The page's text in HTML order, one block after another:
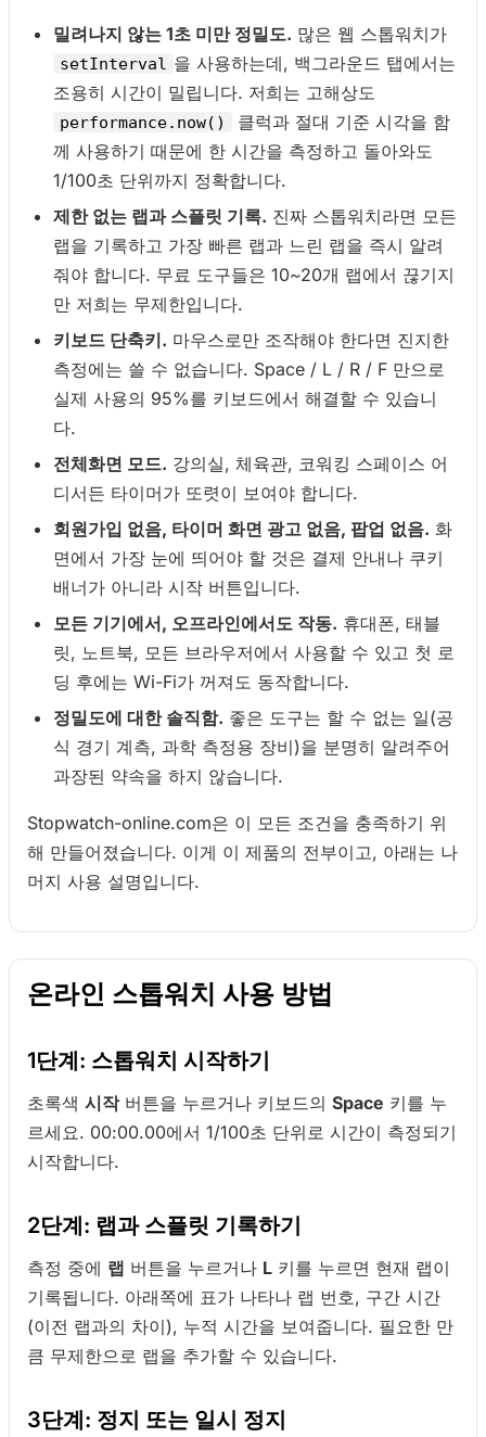
밀려나지 않는 1초 미만 정밀도. 많은 웹 스톱워치가
setInterval 을 사용하는데, 백그라운드 탭에서는
조용히 시간이 밀립니다. 저희는 고해상도
performance.now()
클럭과 절대 기준 시각을 함
께 사용하기 때문에 한 시간을 측정하고 돌아와도
1/100초 단위까지 정확합니다.
제한 없는 랩과 스플릿 기록. 진짜 스톱워치라면 모든
랩을 기록하고 가장 빠른 랩과 느린 랩을 즉시 알려
줘야 합니다. 무료 도구들은 10~20개 랩에서 끊기지
만 저희는 무제한입니다.
키보드 단축키. 마우스로만 조작해야 한다면 진지한
측정에는 쓸 수 없습니다. Space / L / R / F 만으로
실제 사용의 95%를 키보드에서 해결할 수 있습니
다.
전체화면 모드. 강의실, 체육관, 코워킹 스페이스 어
디서든 타이머가 또렷이 보여야 합니다.
회원가입 없음, 타이머 화면 광고 없음, 팝업 없음. 화
면에서 가장 눈에 띄어야 할 것은 결제 안내나 쿠키
배너가 아니라 시작 버튼입니다.
모든 기기에서, 오프라인에서도 작동. 휴대폰, 태블
릿, 노트북, 모든 브라우저에서 사용할 수 있고 첫 로
딩 후에는 Wi-Fi가 꺼져도 동작합니다.
정밀도에 대한 솔직함. 좋은 도구는 할 수 없는 일(공
식 경기 계측, 과학 측정용 장비)을 분명히 알려주어
과장된 약속을 하지 않습니다.
Stopwatch-online.com은 이 모든 조건을 충족하기 위
해 만들어졌습니다. 이게 이 제품의 전부이고, 아래는 나
머지 사용 설명입니다.
온라인 스톱워치 사용 방법
1단계: 스톱워치 시작하기
초록색 시작버튼을 누르거나 키보드의 Space 키를 누
르세요. 00:00.00에서 1/100초 단위로 시간이 측정되기
시작합니다.
2단계: 랩과 스플릿 기록하기
측정 중에 랩 버튼을 누르거나 L 키를 누르면 현재 랩이
기록됩니다. 아래쪽에 표가 나타나 랩 번호, 구간 시간
(이전 랩과의 차이), 누적 시간을 보여줍니다. 필요한 만
큼 무제한으로 랩을 추가할 수 있습니다.
3단계: 정지 또는 일시 정지